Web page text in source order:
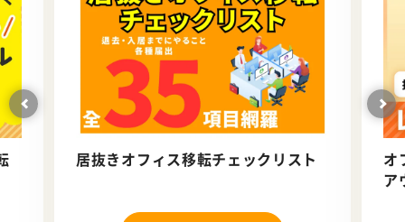
居抜きオフィス移転チェックリスト
オ
ア